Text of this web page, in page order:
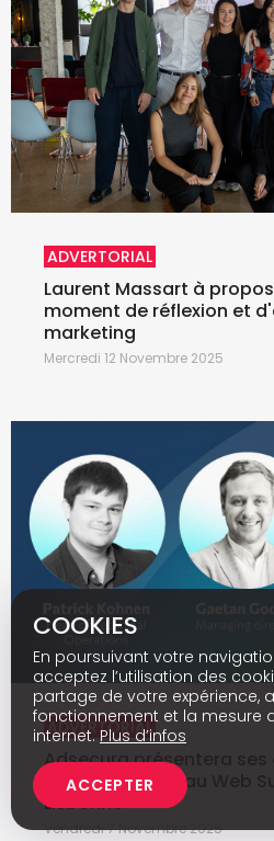
ADVERTORIAL
Laurent Massart à
moment de réflexion et
marketing
Mercredi 12 Novembre 2025
ADVERTORIAL
Adsecura présentera ses
fonctionnalités au Web
Lisbonne
Vendredi 7 Novembre 2025
COOKIES
En poursuivant votre
acceptez l’utilisation des
partage de votre expérience,
fonctionnement et la mesure
internet. Plus d’infos
ACCEPTER